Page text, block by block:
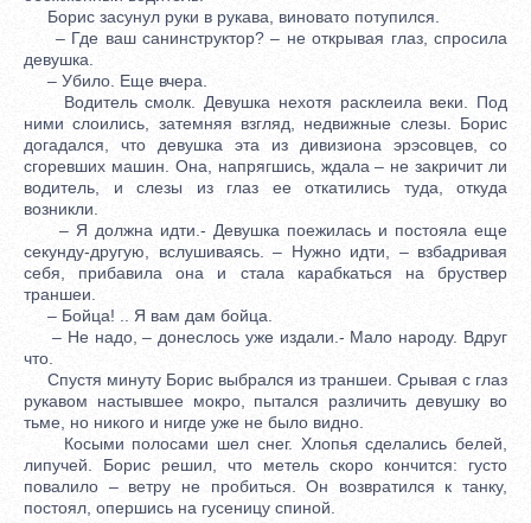
Борис засунул руки в рукава, виновато потупился.
– Где ваш санинструктор? – не открывая глаз, спросила
девушка.
– Убило. Еще вчера.
Водитель смолк. Девушка нехотя расклеила веки. Под
ними слоились, затемняя взгляд, недвижные слезы. Борис
догадался, что девушка эта из дивизиона эрэсовцев, со
сгоревших машин. Она, напрягшись, ждала – не закричит ли
водитель, и слезы из глаз ее откатились туда, откуда
возникли.
– Я должна идти.- Девушка поежилась и постояла еще
секунду-другую, вслушиваясь. – Нужно идти, – взбадривая
себя, прибавила она и стала карабкаться на бруствер
траншеи.
– Бойца! .. Я вам дам бойца.
– Не надо, – донеслось уже издали.- Мало народу. Вдруг
что.
Спустя минуту Борис выбрался из траншеи. Срывая с глаз
рукавом настывшее мокро, пытался различить девушку во
тьме, но никого и нигде уже не было видно.
Косыми полосами шел снег. Хлопья сделались белей,
липучей. Борис решил, что метель скоро кончится: густо
повалило – ветру не пробиться. Он возвратился к танку,
постоял, опершись на гусеницу спиной.